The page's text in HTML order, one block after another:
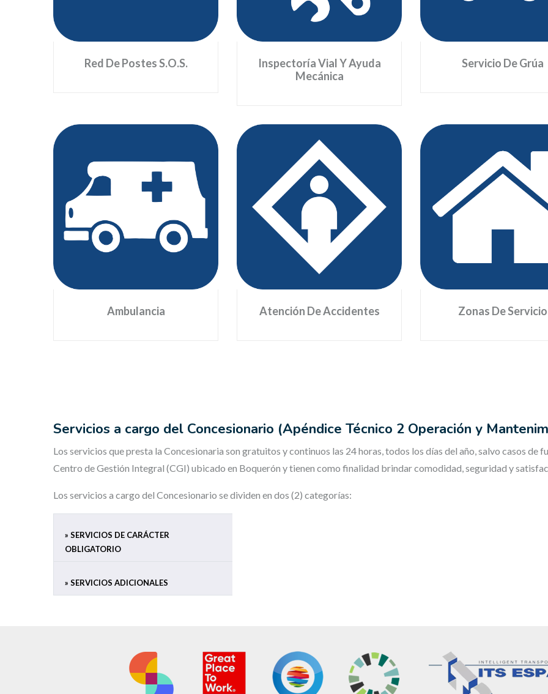
Red De Postes S.O.S.
Inspectoría Vial Y Ayuda
Mecánica
inmediata de averías menores
durante su recorrido.
Servicio De Grúa
Ambulancia
Están debidamente certificadas
por la Superintendencia de Salud.
atención primaria únicamente, es
decir, para desplazar a los heridos
Atención De Accidentes
Atención De Accidentes
Se cuenta con personal, equipos y
vehículos especializados para la
atención de emergencias
(Brigada de Rescate) con equipos
especializados de extricación
vehicular, para rescate en sitios
confinados, atención de conatos
Zonas De Servicio
Zonas De
Ubicadas en Puente
Limoncitos. Allí podrá
zonas de parqueo,
teléfonos públicos, baños
Servicios a cargo del Concesionario (Apéndice Técnico 2 Operación y
Los servicios que presta la Concesionaria son gratuitos y continuos las 24 horas, todos los días del año, salvo casos de
Centro de Gestión Integral (CGI) ubicado en Boquerón y tienen como finalidad brindar comodidad, seguridad y
Los servicios a cargo del Concesionario se dividen en dos (2) categorías:
» SERVICIOS DE CARÁCTER
OBLIGATORIO
» SERVICIOS ADICIONALES